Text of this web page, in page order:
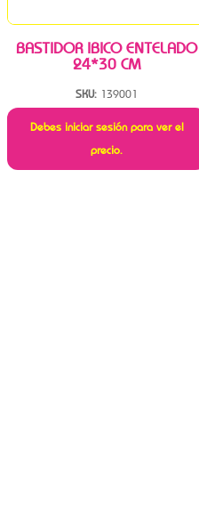
BASTIDOR IBICO ENTELADO
24*30 CM
SKU: 139001
Debes iniciar sesión para ver el
precio.